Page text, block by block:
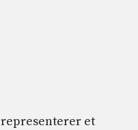
representerer et